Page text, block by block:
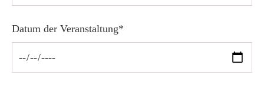
Datum der Veranstaltung*